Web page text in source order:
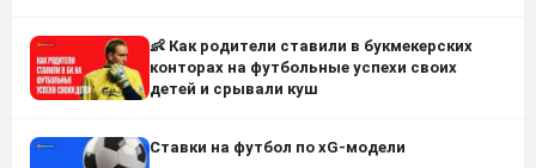
👶 Как родители ставили в букмекерских
конторах на футбольные успехи своих
детей и срывали куш
Ставки на футбол по xG-модели